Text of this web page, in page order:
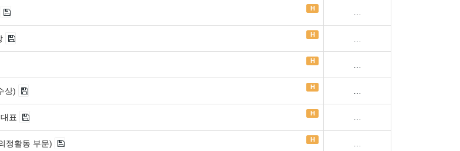
H
H
H
상) H
표 H
정활동 부문) H